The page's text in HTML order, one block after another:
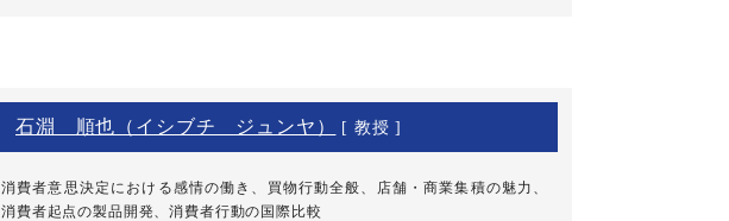
石淵 順也（イシブチ ジュンヤ） [ 教授 ]
消費者意思決定における感情の働き、買物行動全般、店舗・商業集積の魅力、
消費者起点の製品開発、消費者行動の国際比較